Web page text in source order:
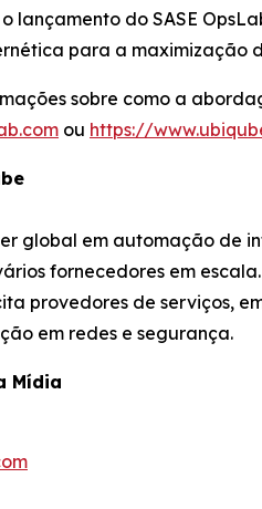
o lançamento do SASE
para a maximização
sobre como a
ou https://
global em automação de
fornecedores em
provedores de serviços,
em redes e segurança.
Mídia